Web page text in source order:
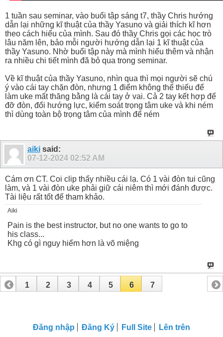
1 tuần sau seminar, vào buổi tập sáng t7, thầy Chris hướng
dẫn lại những kĩ thuật của thầy Yasuno và giải thích kĩ hơn
theo cách hiểu của mình. Sau đó thầy Chris gọi các học trò
lâu năm lên, bảo mỗi người hướng dẫn lại 1 kĩ thuật của
thầy Yasuno. Nhờ buổi tập này mà mình hiểu thêm và nhận
ra nhiều chi tiết mình đã bỏ qua trong seminar.
Về kĩ thuật của thầy Yasuno, nhìn qua thì mọi người sẽ chú
ý vào cái tay chặn đòn, nhưng 1 điểm không thể thiếu để
làm uke mất thăng bằng là cái tay ở vai. Cả 2 tay kết hợp để
đỡ đòn, đổi hướng lực, kiểm soát trọng tâm uke và khi ném
thì dùng toàn bộ trọng tâm của mình để ném
aiki said:
07-12-2024 02:52 AM
Cám ơn CT. Coi clip thấy nhiều cái lạ. Có 1 vài đòn tui cũng
làm, và 1 vài đòn uke phải giữ cái niêm thì mới đánh được.
Tài liệu rất tốt để tham khảo.
Aiki
Pain is the best instructor, but no one wants to go to
his class...
Khg có gì nguy hiểm hơn là võ miệng
1 2 3 4 5 6 7
Đăng nhập Đăng Ký Full Site Lên trên